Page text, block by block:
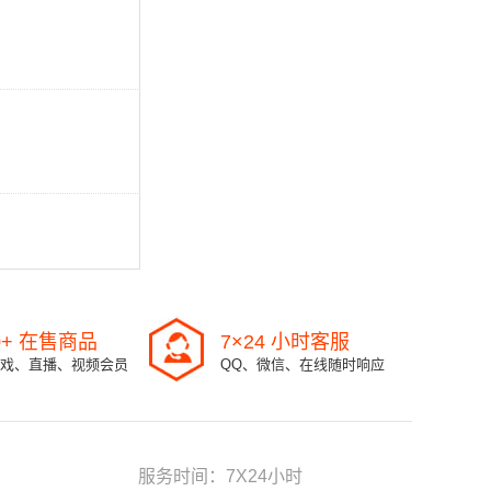
在售商品
、直播、视频会员
7×24 小时客服
QQ、微信、在线随时响应
服务时间：7X24小时